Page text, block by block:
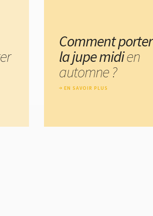
Comment porter
la jupe midien
automne ?
EN SAVOIR PLUS